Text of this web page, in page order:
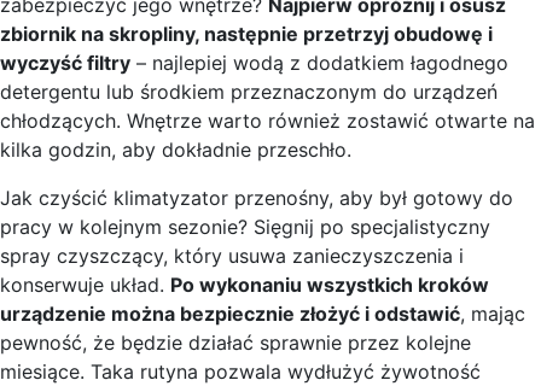
zabezpieczyć jego wnętrze? Najpierw opróżnij i osusz
zbiornik na skropliny, następnie przetrzyj obudowę i
wyczyść filtry – najlepiej wodą z dodatkiem łagodnego
detergentu lub środkiem przeznaczonym do urządzeń
chłodzących. Wnętrze warto również zostawić otwarte na
kilka godzin, aby dokładnie przeschło.
Jak czyścić klimatyzator przenośny, aby był gotowy do
pracy w kolejnym sezonie? Sięgnij po specjalistyczny
spray czyszczący, który usuwa zanieczyszczenia i
konserwuje układ. Po wykonaniu wszystkich kroków
urządzenie można bezpiecznie złożyć i odstawić, mając
pewność, że będzie działać sprawnie przez kolejne
miesiące. Taka rutyna pozwala wydłużyć żywotność